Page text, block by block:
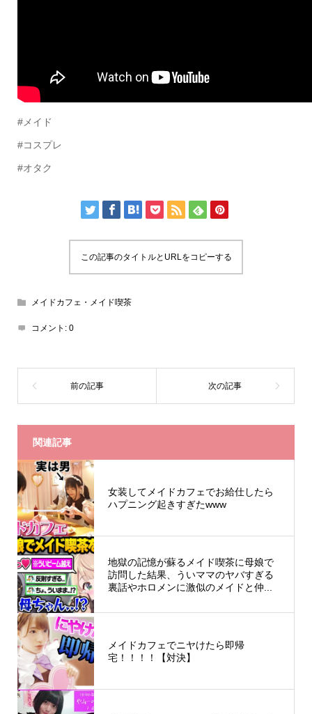
#メイド
#コスプレ
#オタク
この記事のタイトルとURLをコピーする
メイドカフェ・メイド喫茶
コメント: 0
関連記事
女装してメイドカフェでお給仕したら
ハプニング起きすぎたwww
地獄の記憶が蘇るメイド喫茶に母娘で
訪問した結果、ういママのヤバすぎる
裏話やホロメンに激似のメイドと仲...
メイドカフェでニヤけたら即帰
宅！！！！【対決】